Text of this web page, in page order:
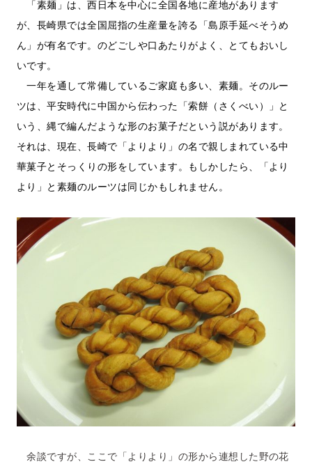
「素麺」は、西日本を中心に全国各地に産地があります
が、長崎県では全国屈指の生産量を誇る「島原手延べそうめ
ん」が有名です。のどごしや口あたりがよく、とてもおいし
いです。
一年を通して常備しているご家庭も多い、素麺。そのルー
ツは、平安時代に中国から伝わった「索餅（さくべい）」と
いう、縄で編んだような形のお菓子だという説があります。
それは、現在、長崎で「よりより」の名で親しまれている中
華菓子とそっくりの形をしています。もしかしたら、「より
より」と素麺のルーツは同じかもしれません。
余談ですが、ここで「よりより」の形から連想した野の花